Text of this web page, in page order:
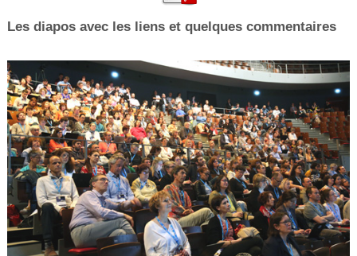
Les diapos avec les liens et quelques commentaires